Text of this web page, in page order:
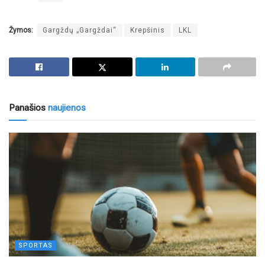
Žymos: Gargždų „Gargždai“ Krepšinis LKL
Panašios naujienos
SPORTAS